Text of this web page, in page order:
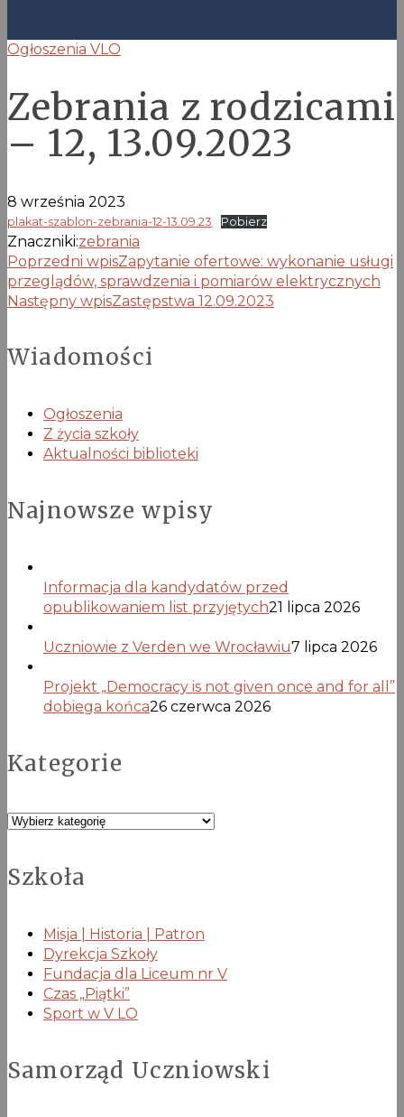
Ogłoszenia VLO
Zebrania z rodzicami
– 12, 13.09.2023
8 września 2023
plakat-szablon-zebrania-12-13.09.23 Pobierz
Znaczniki:zebrania
Poprzedni wpisZapytanie ofertowe: wykonanie usługi
przeglądów, sprawdzenia i pomiarów elektrycznych
Następny wpisZastępstwa 12.09.2023
Wiadomości
Ogłoszenia
Z życia szkoły
Aktualności biblioteki
Najnowsze wpisy
Informacja dla kandydatów przed
opublikowaniem list przyjętych21 lipca 2026
Uczniowie z Verden we Wrocławiu7 lipca 2026
Projekt „Democracy is not given once and for all”
dobiega końca26 czerwca 2026
Kategorie
Kategorie
Szkoła
Misja | Historia | Patron
Dyrekcja Szkoły
Fundacja dla Liceum nr V
Czas „Piątki”
Sport w V LO
Samorząd Uczniowski